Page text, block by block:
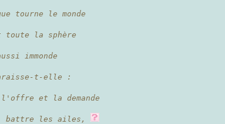
tourne le monde
la sphère
immonde
t-elle :
et la demande
battre les ailes,